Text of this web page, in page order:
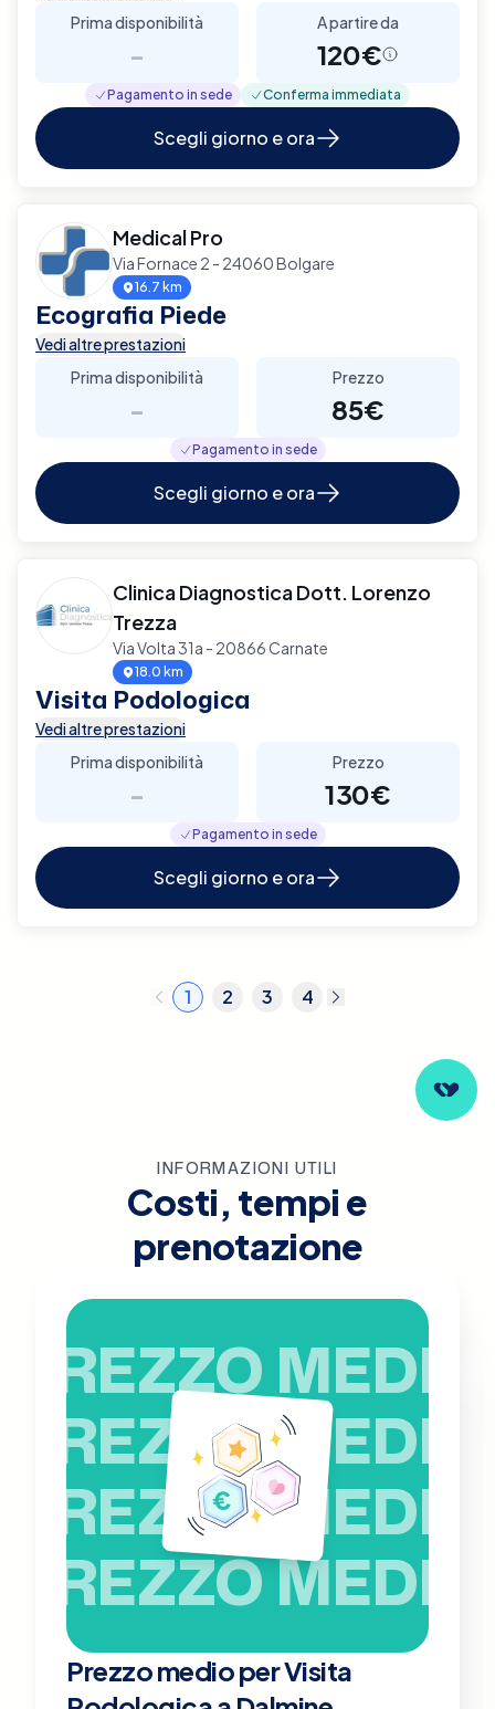
Prima disponibilità
-
A partire da
120€
Pagamento in sede Conferma immediata
Scegli giorno e ora
Medical Pro
Via Fornace 2 - 24060 Bolgare
16.7 km
Ecografia Piede
Vedi altre prestazioni
Prima disponibilità
-
Prezzo
85€
Pagamento in sede
Scegli giorno e ora
Clinica Diagnostica Dott. Lorenzo
Trezza
Via Volta 31a - 20866 Carnate
18.0 km
Visita Podologica
Vedi altre prestazioni
Prima disponibilità
-
Prezzo
130€
Pagamento in sede
Scegli giorno e ora
1 2 3 4
INFORMAZIONI UTILI
Costi, tempi e
prenotazione
PREZZO MEDIO
PREZZO MEDIO
PREZZO MEDIO
PREZZO MEDIO
Prezzo medio per Visita